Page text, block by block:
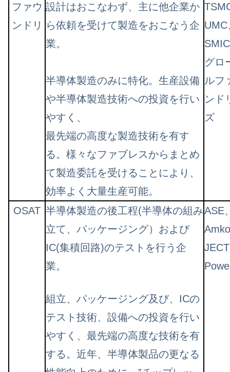
ファウ
ンドリ
設計はおこなわず、主に他企業か
ら依頼を受けて製造をおこなう企
業。
半導体製造のみに特化。生産設備
や半導体製造技術への投資を行い
やすく、
最先端の高度な製造技術を有す
る。様々なファブレスからまとめ
て製造委託を受けることにより、
効率よく大量生産可能。
UMC
グロ
ルフ
ンド
ズ
OSAT 半導体製造の後工程(半導体の組み
立て、パッケージング）および
IC(集積回路)のテストを行う企
業。
組立、パッケージング及び、ICの
テスト技術、設備への投資を行い
やすく、最先端の高度な技術を有
する。近年、半導体製品の更なる
ASE